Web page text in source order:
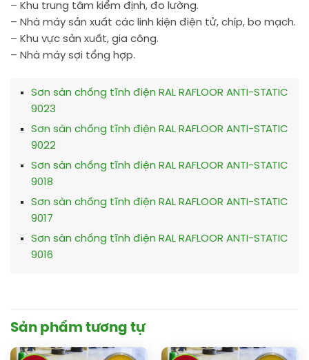
– Khu trung tâm kiểm định, đo lường.
– Nhà máy sản xuất các linh kiện điện tử, chíp, bo mạch.
– Khu vực sản xuất, gia công.
– Nhà máy sợi tổng hợp.
Sơn sàn chống tĩnh điện RAL RAFLOOR ANTI-STATIC
9023
Sơn sàn chống tĩnh điện RAL RAFLOOR ANTI-STATIC
9022
Sơn sàn chống tĩnh điện RAL RAFLOOR ANTI-STATIC
9018
Sơn sàn chống tĩnh điện RAL RAFLOOR ANTI-STATIC
9017
Sơn sàn chống tĩnh điện RAL RAFLOOR ANTI-STATIC
9016
Sản phẩm tương tự